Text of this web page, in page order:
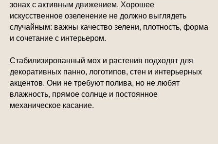
зонах с активным движением. Хорошее
искусственное озеленение не должно выглядеть
случайным: важны качество зелени, плотность, форма
и сочетание с интерьером.
Стабилизированный мох и растения подходят для
декоративных панно, логотипов, стен и интерьерных
акцентов. Они не требуют полива, но не любят
влажность, прямое солнце и постоянное
механическое касание.